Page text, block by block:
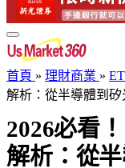
首頁 » 理財商業 »
解析：從半導體到
2026必看
解析：從